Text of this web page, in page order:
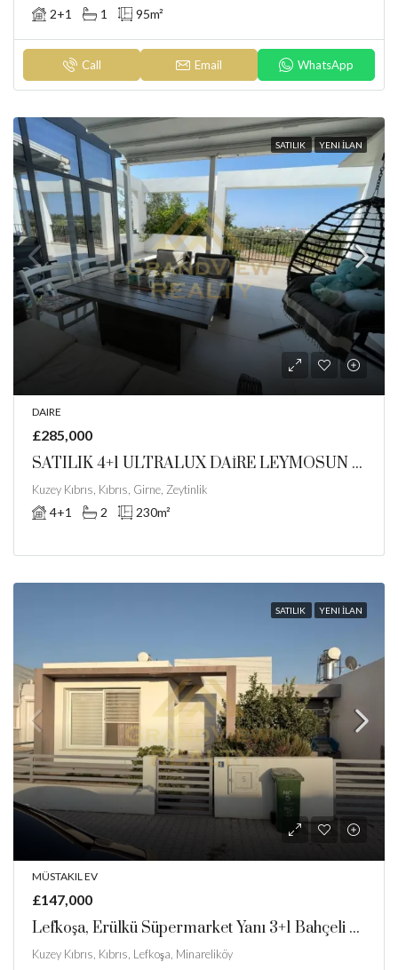
2+1 1 95m²
Call Email WhatsApp
SATILIK YENI İLAN
DAIRE
£285,000
SATILIK 4+1 ULTRALUX DAİRE LEYMOSUN PARK ZEYTİNLİK GİRNE
Kuzey Kıbrıs, Kıbrıs, Girne, Zeytinlik
4+1 2 230m²
SATILIK YENI İLAN
MÜSTAKIL EV
£147,000
Lefkoşa, Erülkü Süpermarket Yanı 3+1 Bahçeli Müstakil Ev
Kuzey Kıbrıs, Kıbrıs, Lefkoşa, Minareliköy